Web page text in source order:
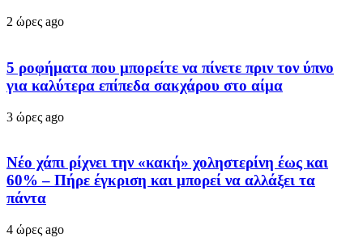
2 ώρες ago
5 ροφήματα που μπορείτε να πίνετε πριν τον ύπνο
για καλύτερα επίπεδα σακχάρου στο αίμα
3 ώρες ago
Νέο χάπι ρίχνει την «κακή» χοληστερίνη έως και
60% – Πήρε έγκριση και μπορεί να αλλάξει τα
πάντα
4 ώρες ago